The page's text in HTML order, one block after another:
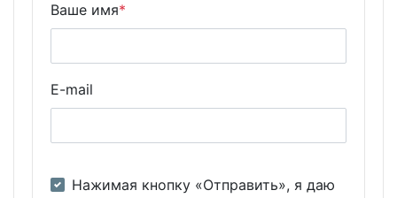
Ваше имя*
E-mail
Нажимая кнопку «Отправить», я даю